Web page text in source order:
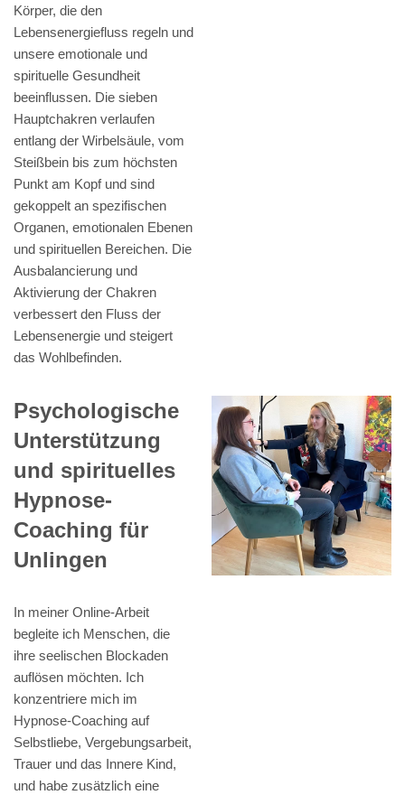
Körper, die den
Lebensenergiefluss regeln und
unsere emotionale und
spirituelle Gesundheit
beeinflussen. Die sieben
Hauptchakren verlaufen
entlang der Wirbelsäule, vom
Steißbein bis zum höchsten
Punkt am Kopf und sind
gekoppelt an spezifischen
Organen, emotionalen Ebenen
und spirituellen Bereichen. Die
Ausbalancierung und
Aktivierung der Chakren
verbessert den Fluss der
Lebensenergie und steigert
das Wohlbefinden.
Psychologische
Unterstützung
und spirituelles
Hypnose-
Coaching für
Unlingen
In meiner Online-Arbeit
begleite ich Menschen, die
ihre seelischen Blockaden
auflösen möchten. Ich
konzentriere mich im
Hypnose-Coaching auf
Selbstliebe, Vergebungsarbeit,
Trauer und das Innere Kind,
und habe zusätzlich eine